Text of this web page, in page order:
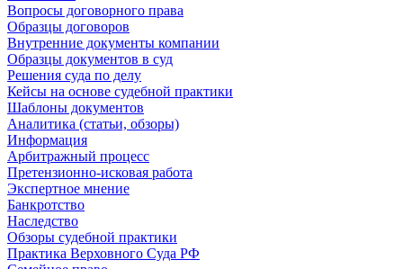
Вопросы договорного права
Образцы договоров
Внутренние документы компании
Образцы документов в суд
Решения суда по делу
Кейсы на основе судебной практики
Шаблоны документов
Аналитика (статьи, обзоры)
Информация
Арбитражный процесс
Претензионно-исковая работа
Экспертное мнение
Банкротство
Наследство
Обзоры судебной практики
Практика Верховного Суда РФ